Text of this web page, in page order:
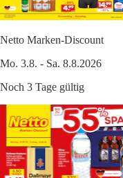
Netto Marken-Discount
Mo. 3.8. - Sa. 8.8.2026
Noch 3 Tage gültig